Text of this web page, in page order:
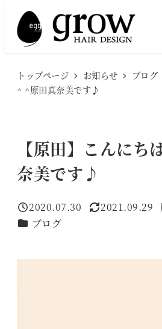
トップページ お知らせ ブログ
^ ^原田真奈美です♪
【原田】こんにち
奈美です♪
投稿日
2020.07.30
更新日
2021.09.29
カテゴリー
ブログ